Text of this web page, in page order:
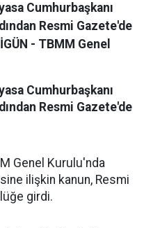
Cumhurbaşkanı
Resmi Gazete'de
- TBMM Genel
Cumhurbaşkanı
Resmi Gazete'de
Genel Kurulu'nda
ilişkin kanun, Resmi
girdi.